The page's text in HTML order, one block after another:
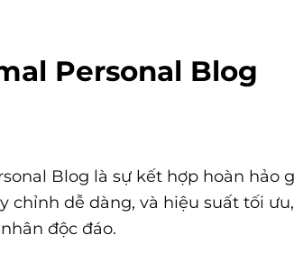
Personal Blog
Blog là sự kết hợp hoàn
chỉnh dễ dàng, và hiệu suất tối
độc đáo.